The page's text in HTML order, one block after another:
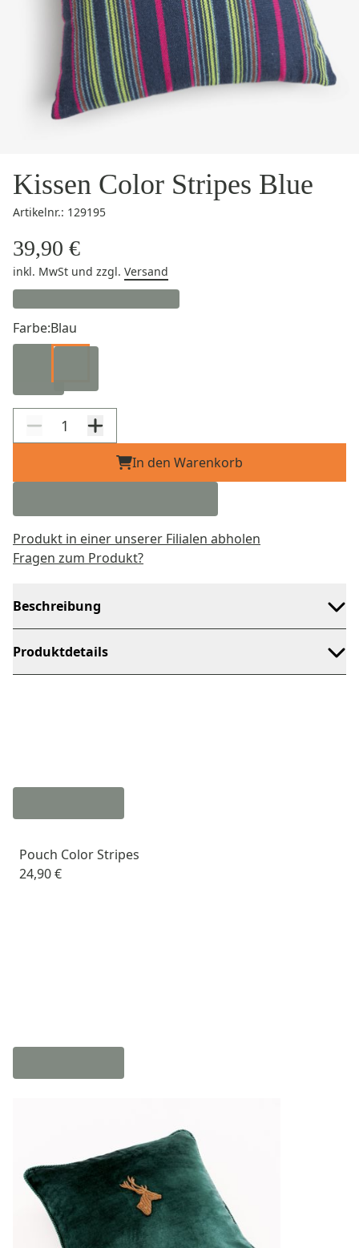
Kissen Color Stripes Blue
Artikelnr.: 129195
39,90 €
inkl. MwSt und zzgl. Versand
Farbe:Blau
In den Warenkorb
Produkt in einer unserer Filialen abholen
Fragen zum Produkt?
Beschreibung
Produktdetails
Pouch Color Stripes
24,90 €